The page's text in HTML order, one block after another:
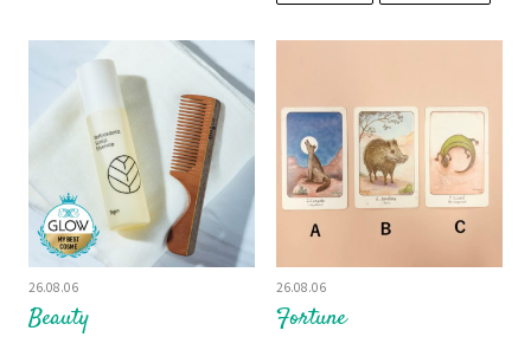
Beauty
26.08.06
Fortune
26.08.06